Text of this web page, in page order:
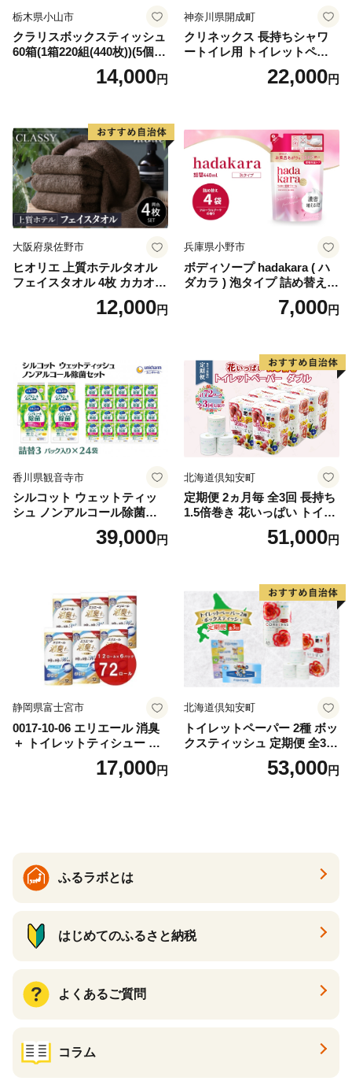
栃木県小山市
クラリスボックスティッシュ
60箱(1箱220組(440枚))(5個入
り×12セット)【1256759】
14,000円
神奈川県開成町
クリネックス 長持ちシャワ
ートイレ用 トイレットペー
パー（ダブル）64ロール(8ロ
ール×8パック) 開成町 トイレ
蓄 防災 エコ 消耗品 生活雑貨
生活用品 無香料 トイレット
ペーパー ダブル といれっと
ぺーぱー トイレ クレシア ト
イレットペーパー [BDBH002
-1]
22,000円
大阪府泉佐野市
ヒオリエ 上質ホテルタオル
フェイスタオル 4枚 カカオ
【タオル 泉州タオル 吸水 普
段使い 無地 シンプル 日用品
12,000円
兵庫県小野市
ボディソープ hadakara ( ハ
ダカラ ) 泡タイプ 詰め替え 4
40ml×4袋 ボディーソープ 泡
ボディソープ 泡 日用品 消耗
泡石鹸 石鹸 兵庫 兵庫県 小野
7,000円
香川県観音寺市
シルコット ウェットティッ
シュ ノンアルコール除菌詰
替（43枚×3P）×24袋 日用品
おもちゃ 拭き取り 手拭き 外
39,000円
北海道倶知安町
定期便 2ヵ月毎 全3回 長持ち
1.5倍巻き 花いっぱい トイレ
ットペーパー ダブル 45ｍ 計
72ロール 全18種 花柄 プリン
ー 消耗品 備蓄 送料無料 北海
道 倶知安町 日用品
51,000円
静岡県富士宮市
0017-10-06 エリエール 消臭
＋ トイレットティシュー し
っかり香るフレッシュクリア
の香り ダブル 12ロール×6パ
17,000円
北海道倶知安町
トイレットペーパー 2種 ボッ
クスティッシュ 定期便 全3
回 日本製 まとめ買い 防災
常備品 日用雑貨 消耗品 生活
53,000円
ふるラボとは
はじめてのふるさと納税
よくあるご質問
コラム